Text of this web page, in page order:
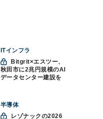
ITインフラ
秋田市に2兆円規模のAI
データセンター建設を
半導体